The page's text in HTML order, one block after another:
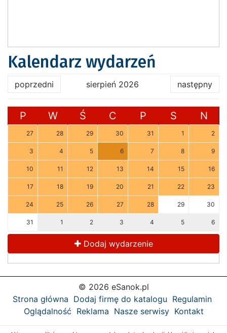
Kalendarz wydarzeń
poprzedni sierpień 2026 następny
P W Ś C P S N
27 28 29 30 31 1 2
3 4 5 6 7 8 9
10 11 12 13 14 15 16
17 18 19 20 21 22 23
24 25 26 27 28 29 30
31 1 2 3 4 5 6
Dodaj wydarzenie
© 2026 eSanok.pl
Strona główna Dodaj firmę do katalogu Regulamin
Oglądalność Reklama Nasze serwisy Kontakt